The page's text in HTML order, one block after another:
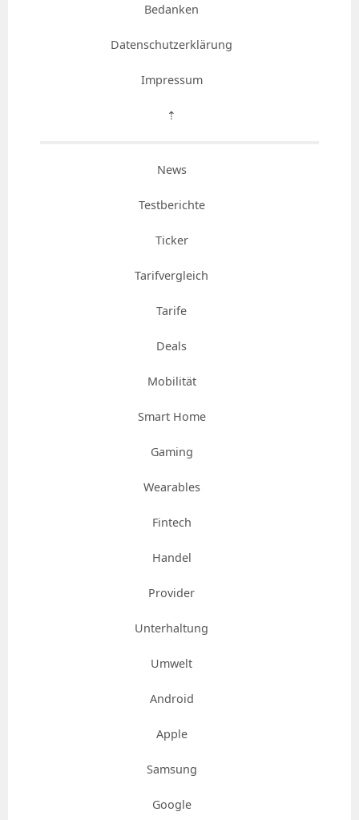
Bedanken
Datenschutzerklärung
Impressum
⇡
News
Testberichte
Ticker
Tarifvergleich
Tarife
Deals
Mobilität
Smart Home
Gaming
Wearables
Fintech
Handel
Provider
Unterhaltung
Umwelt
Android
Apple
Samsung
Google